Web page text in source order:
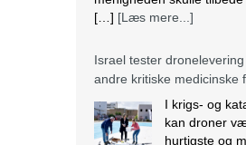
effektive
transportere blodprodukter
IDF i felten. Den 28.
autonom drone med 3,8
Rambam Medical Center
landede 13 minutter
Galilee Medical Center i